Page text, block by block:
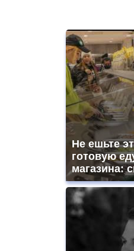
Не ешьте
готовую
магазина: